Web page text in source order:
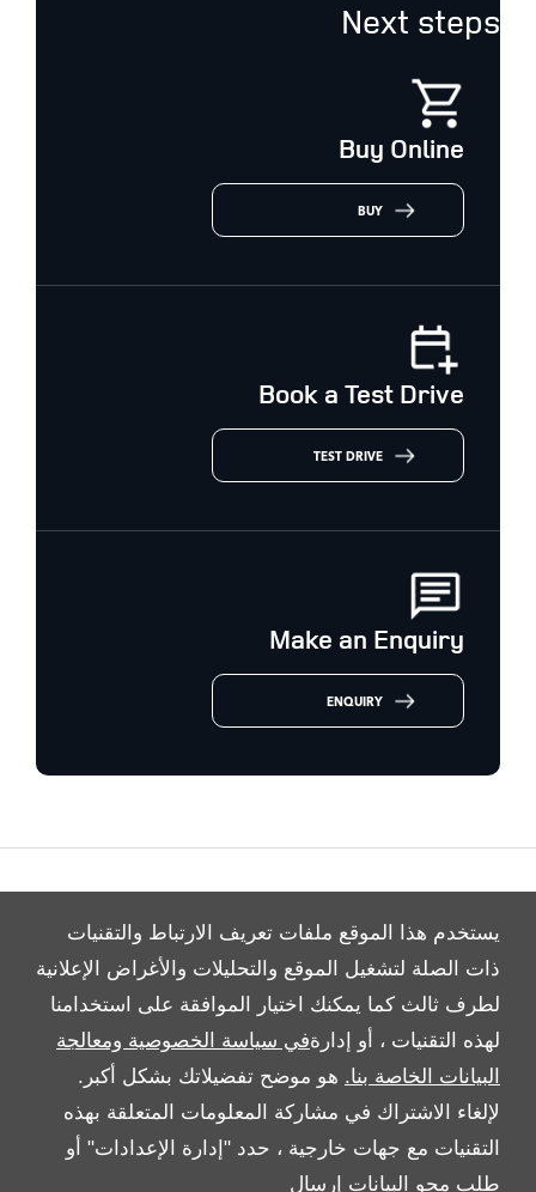
يستخدم هذا الموقع ملفات تعريف الارتباط والتقنيات
ذات الصلة لتشغيل الموقع والتحليلات والأغراض الإعلانية
لطرف ثالث كما يمكنك اختيار الموافقة على استخدامنا
لهذه التقنيات ، أو إدارةفي سياسة الخصوصية ومعالجة
البيانات الخاصة بنا. هو موضح تفضيلاتك بشكل أكبر.
لإلغاء الاشتراك في مشاركة المعلومات المتعلقة بهذه
التقنيات مع جهات خارجية ، حدد "إدارة الإعدادات" أو
طلب محو البيانات إرسال
Next steps
Buy Online
BUY
Book a Test Drive
TEST DRIVE
Make an Enquiry
ENQUIRY
ALL RIGHTS RESERVED
FOLLOW بريمير موتورز